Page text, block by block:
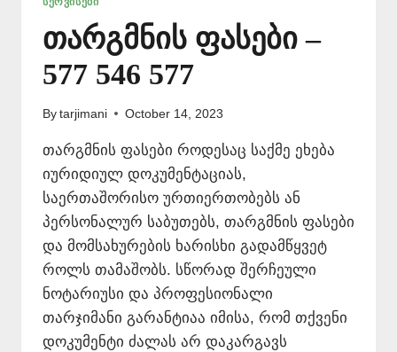
თარგმნის ფასები –
577 546 577
By tarjimani October 14, 2023
თარგმნის ფასები როდესაც საქმე ეხება
იურიდიულ დოკუმენტაციას,
საერთაშორისო ურთიერთობებს ან
პერსონალურ საბუთებს, თარგმნის ფასები
და მომსახურების ხარისხი გადამწყვეტ
როლს თამაშობს. სწორად შერჩეული
ნოტარიუსი და პროფესიონალი
თარჯიმანი გარანტიაა იმისა, რომ თქვენი
დოკუმენტი ძალას არ დაკარგავს